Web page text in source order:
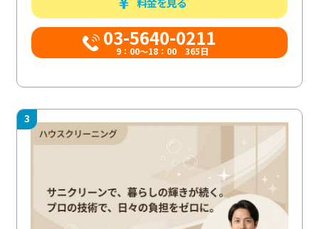
03-5640-0211
9：00～18：00 365日
3